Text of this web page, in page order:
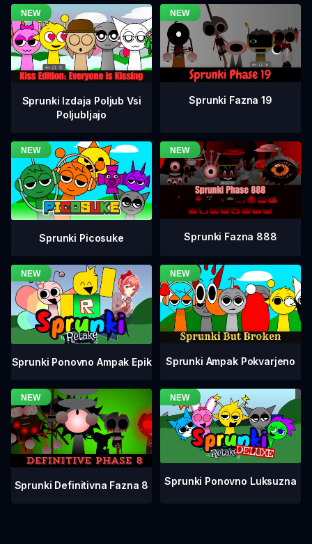
Sprunki Izdaja Poljub Vsi
Poljubljajo
Sprunki Fazna 19
Sprunki Picosuke Sprunki Fazna 888
Sprunki Ponovno Ampak Epik Sprunki Ampak Pokvarjeno
Sprunki Definitivna Fazna 8 Sprunki Ponovno Luksuzna